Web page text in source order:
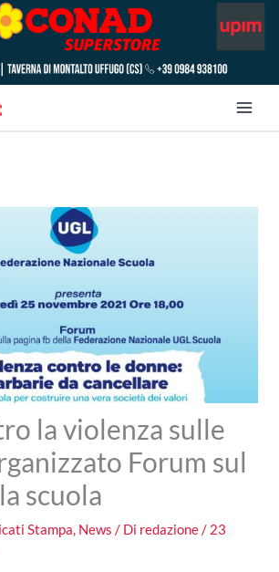
la violenza sulle
Forum sul
scuola
Stampa, News / Di redazione/ 23